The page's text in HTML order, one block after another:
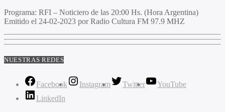
Programa: RFI – Noticiero de las 20:00 Hs. (Hora Argentina)
Emitido el 24-02-2023 por Radio Cultura FM 97.9 MHZ
NUESTRAS REDES
Facebook Instagram Twitter
YouTube
LinkedIn